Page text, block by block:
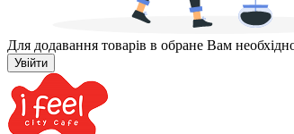
Для додавання товарів в обране Вам
Увійти